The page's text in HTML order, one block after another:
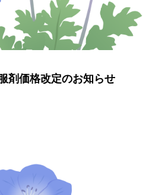
剤価格改定のお知らせ